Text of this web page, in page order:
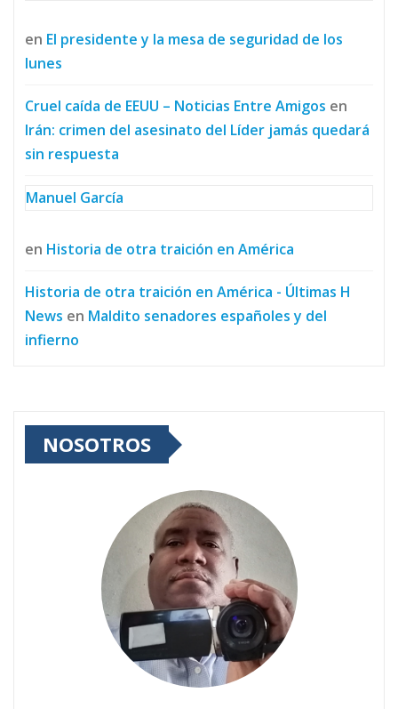
en El presidente y la mesa de seguridad de los
lunes
Cruel caída de EEUU – Noticias Entre Amigos en
Irán: crimen del asesinato del Líder jamás quedará
sin respuesta
Manuel García
en Historia de otra traición en América
Historia de otra traición en América - Últimas H
News en Maldito senadores españoles y del
infierno
NOSOTROS